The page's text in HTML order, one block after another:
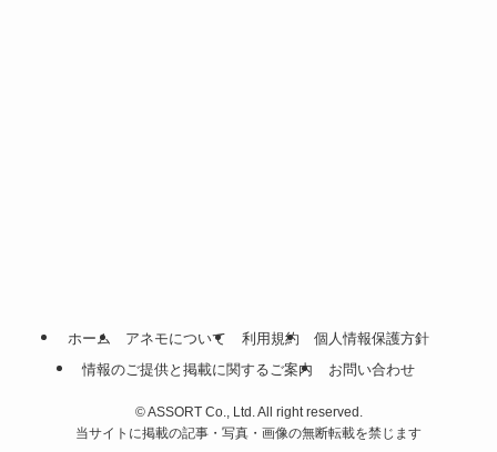
ホーム アネモについて 利用規約
個人情報保護方針
情報のご提供と掲載に関するご案内
お問い合わせ
©ASSORT Co., Ltd. All right reserved.
当サイトに掲載の記事・写真・画像の無断転載を禁じます